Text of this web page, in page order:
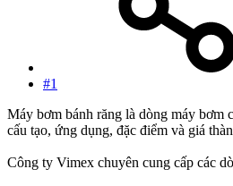
#1
Máy bơm bánh răng là dòng máy bơm
cấu tạo, ứng dụng, đặc điểm và giá
Công ty Vimex chuyên cung cấp các